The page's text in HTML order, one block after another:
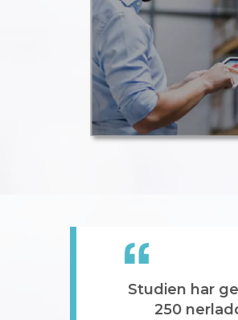
Studien har
250